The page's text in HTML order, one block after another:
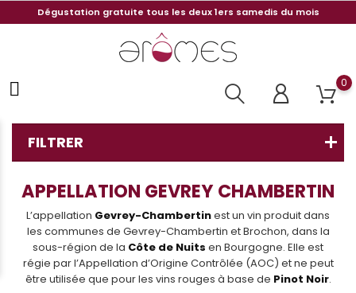
Dégustation gratuite tous les deux 1ers samedis du mois
0
FILTRER
APPELLATION GEVREY CHAMBERTIN
L’appellation Gevrey-Chambertinest un vin produit dans
les communes de Gevrey-Chambertin et Brochon, dans la
sous-région de la Côte de Nuits en Bourgogne. Elle est
régie par l’Appellation d’Origine Contrôlée (AOC) et ne peut
être utilisée que pour les vins rouges à base de Pinot Noir.